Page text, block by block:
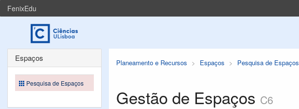
FenixEdu
Planeamento e Recursos Espaços Pesquisa de Espaços
Gestão de Espaços C6
Espaços
Pesquisa de Espaços